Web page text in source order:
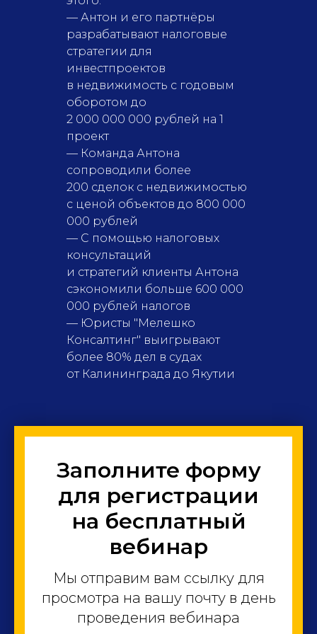
— Антон и его партнёры
разрабатывают налоговые
стратегии для
инвестпроектов
в недвижимость с годовым
оборотом до
2 000 000 000 рублей на 1
проект
— Команда Антона
сопроводили более
200 сделок с недвижимостью
с ценой объектов до 800 000
000 рублей
— С помощью налоговых
консультаций
и стратегий клиенты Антона
сэкономили больше 600 000
000 рублей налогов
— Юристы "Мелешко
Консалтинг" выигрывают
более 80% дел в судах
от Калининграда до Якутии
Заполните форму
для регистрации
на бесплатный
вебинар
Мы отправим вам ссылку для
просмотра на вашу почту в день
проведения вебинара
Что говорят клиенты
КОНСУЛЬТАЦИЯ
на бесплатной
консультации
Первичная консультация бесплатна. Вы получите
честный разбор ситуации и возможные варианты
действий.